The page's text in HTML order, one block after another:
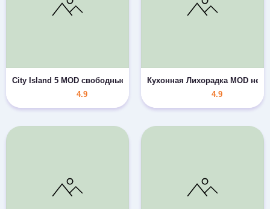
City Island 5 MOD свободные покупки
4.9
Кухонная Лихорадка MOD
4.9